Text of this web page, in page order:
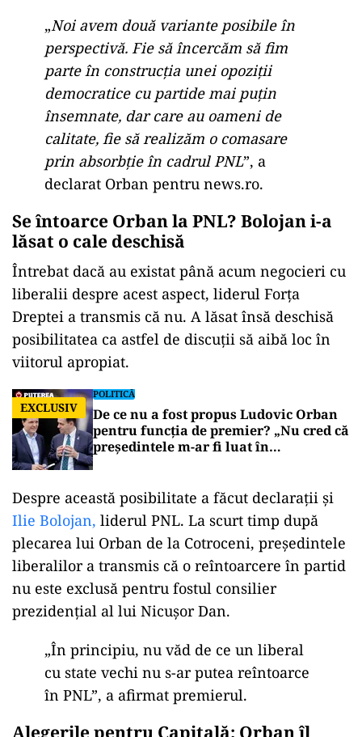
„Noi avem două variante posibile în
perspectivă. Fie să încercăm să fim
parte în construcţia unei opoziţii
democratice cu partide mai puţin
însemnate, dar care au oameni de
calitate, fie să realizăm o comasare
prin absorbţie în cadrul PNL”, a
declarat Orban pentru news.ro.
Se întoarce Orban la PNL? Bolojan i-a
lăsat o cale deschisă
Întrebat dacă au existat până acum negocieri cu
liberalii despre acest aspect, liderul Forța
Dreptei a transmis că nu. A lăsat însă deschisă
posibilitatea ca astfel de discuții să aibă loc în
viitorul apropiat.
EXCLUSIV
POLITICĂ
De ce nu a fost propus Ludovic Orban
pentru funcția de premier? „Nu cred că
președintele m-ar fi luat în
Despre această posibilitate a făcut declarații și
Ilie Bolojan, liderul PNL. La scurt timp după
plecarea lui Orban de la Cotroceni, președintele
liberalilor a transmis că o reîntoarcere în partid
nu este exclusă pentru fostul consilier
prezidențial al lui Nicușor Dan.
„În principiu, nu văd de ce un liberal
cu state vechi nu s-ar putea reîntoarce
în PNL”, a afirmat premierul.
Alegerile pentru Capitală: Orban îl